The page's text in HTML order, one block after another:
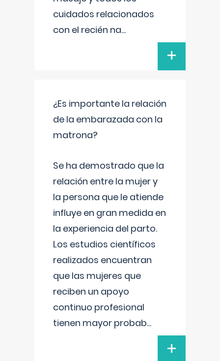
cuidados relacionados
con el recién na...
+
¿Es importante la relación
de la embarazada con la
matrona?
Se ha demostrado que la
relación entre la mujer y
la persona que le atiende
influye en gran medida en
la experiencia del parto.
Los estudios científicos
realizados encuentran
que las mujeres que
reciben un apoyo
continuo profesional
tienen mayor probab...
+